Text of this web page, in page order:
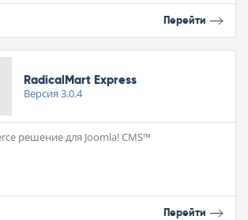
Перейти
RadicalMart Express
Версия 3.0.4
решение для Joomla! CMS™
Перейти